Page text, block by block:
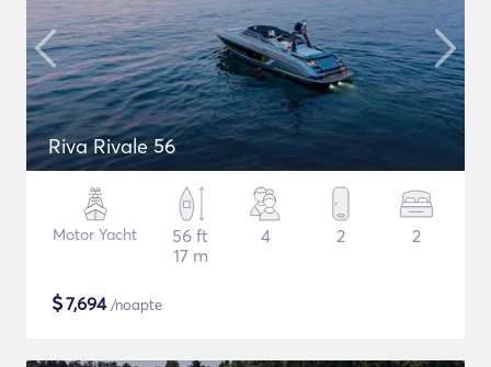
Riva Rivale 56
Motor Yacht
56 ft
17 m
4 2 2
$7,694/noapte